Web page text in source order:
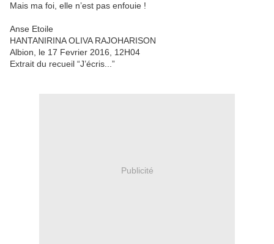
Mais ma foi, elle n’est pas enfouie !
Anse Etoile
HANTANIRINA OLIVA RAJOHARISON
Albion, le 17 Fevrier 2016, 12H04
Extrait du recueil “J’écris...”
Publicité